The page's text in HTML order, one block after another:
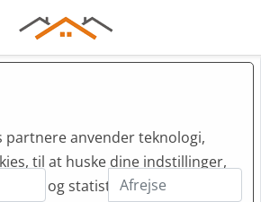
partnere anvender teknologi,
til at huske dine indstillinger,
og statistik. Hvis du tillader